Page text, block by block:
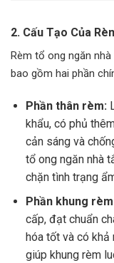
2. Cấu Tạo Của
Rèm tổ ong ngăn
bao gồm hai phần
Phần thân rèm:
khẩu, có phủ
cản sáng và
tổ ong ngăn nhà
chặn tình trạng
Phần khung
cấp, đạt chuẩn
hóa tốt và có
giúp khung rèm